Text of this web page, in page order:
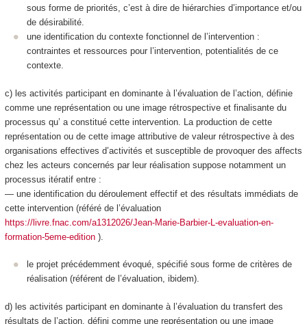
sous forme de priorités, c’est à dire de hiérarchies d’importance et/ou
de désirabilité.
une identification du contexte fonctionnel de l’intervention :
contraintes et ressources pour l’intervention, potentialités de ce
contexte.
c) les activités participant en dominante à l’évaluation de l’action, définie
comme une représentation ou une image rétrospective et finalisante du
processus qu’ a constitué cette intervention. La production de cette
représentation ou de cette image attributive de valeur rétrospective à des
organisations effectives d’activités et susceptible de provoquer des affects
chez les acteurs concernés par leur réalisation suppose notamment un
processus itératif entre :
— une identification du déroulement effectif et des résultats immédiats de
cette intervention (référé de l’évaluation
https://livre.fnac.com/a1312026/Jean-Marie-Barbier-L-evaluation-en-
formation-5eme-edition).
le projet précédemment évoqué, spécifié sous forme de critères de
réalisation (référent de l’évaluation, ibidem).
d) les activités participant en dominante à l’évaluation du transfert des
résultats de l’action, défini comme une représentation ou une image